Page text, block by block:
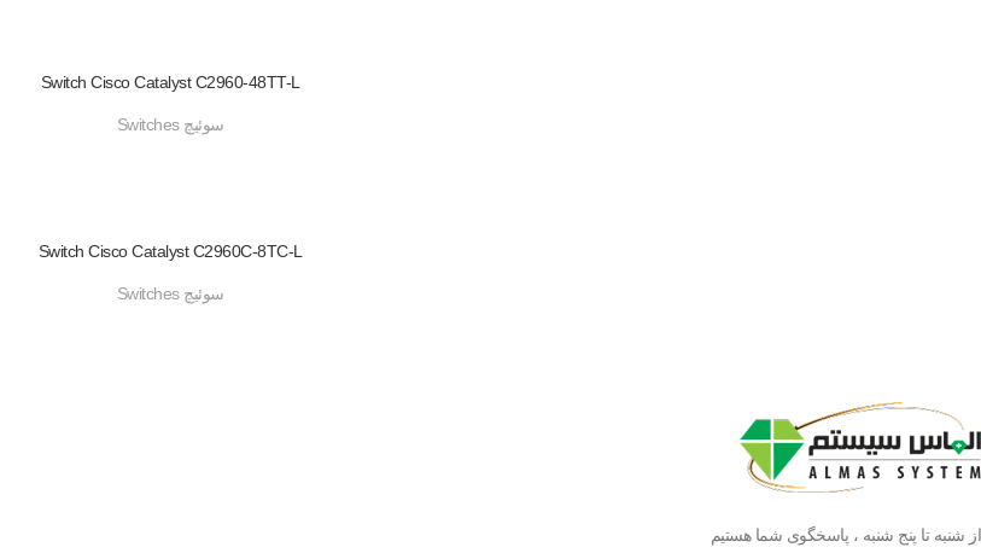
Switch Cisco Catalyst C2960-48TT-L
سوئیچ Switches
Switch Cisco Catalyst C2960C-8TC-L
سوئیچ Switches
از شنبه تا پنج شنبه ، پاسخگوی شما هستیم